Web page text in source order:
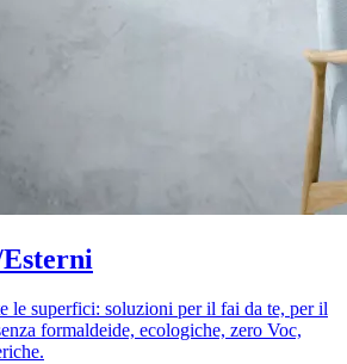
le superfici: soluzioni per il fai da te, per il
formaldeide, ecologiche, zero Voc,